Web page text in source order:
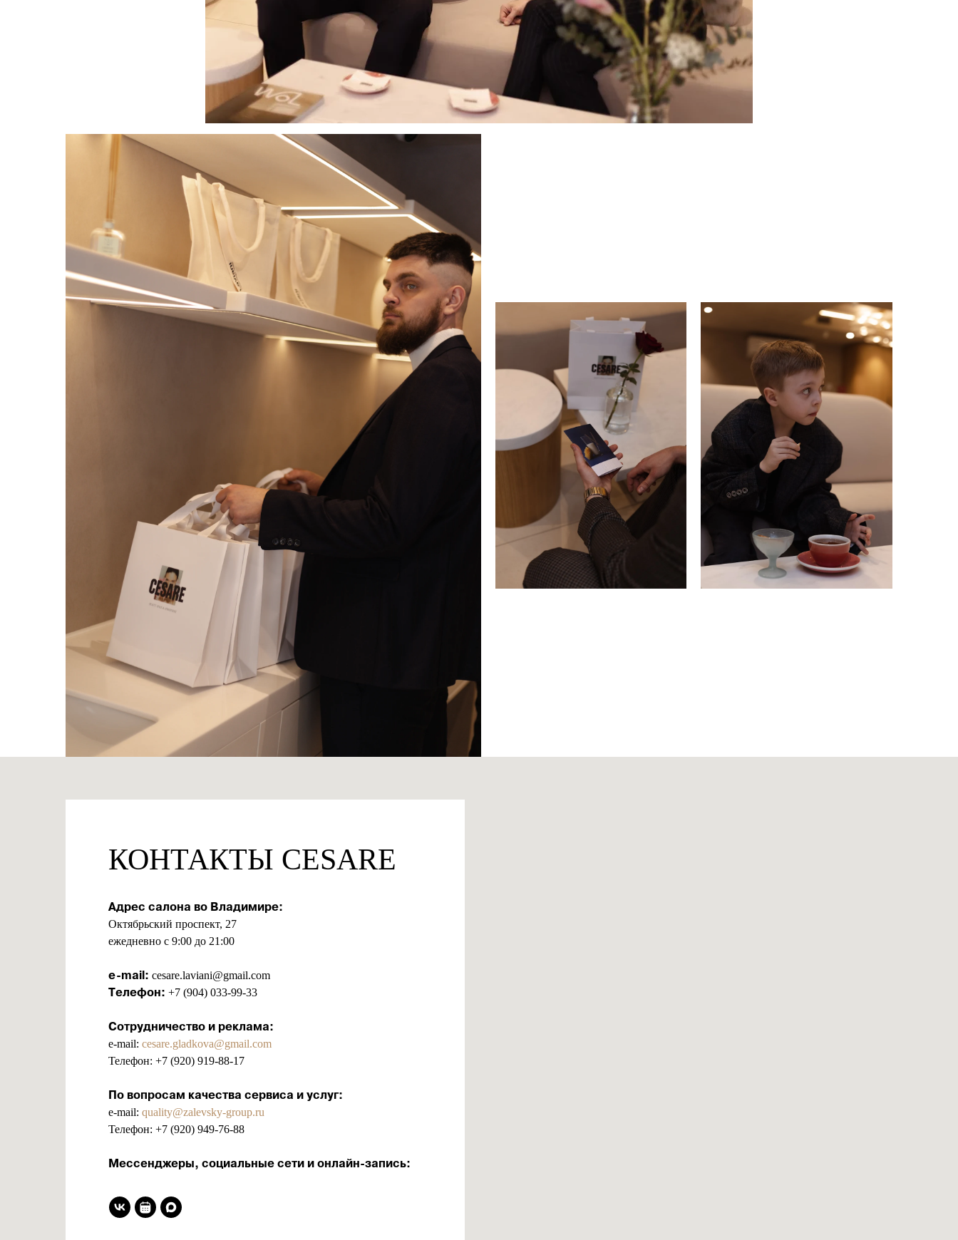
КОНТАКТЫ CESARE
Адрес салона во Владимире:
Октябрьский проспект, 27
ежедневно с 9:00 до 21:00
e-mail: cesare.laviani@gmail.com
Телефон: +7 (904) 033-99-33
Сотрудничество и реклама:
e-mail: cesare.gladkova@gmail.com
Телефон: +7 (920) 919-88-17
По вопросам качества сервиса и услуг:
e-mail: quality@zalevsky-group.ru
Телефон: +7 (920) 949-76-88
Мессенджеры, социальные сети и онлайн-запись: